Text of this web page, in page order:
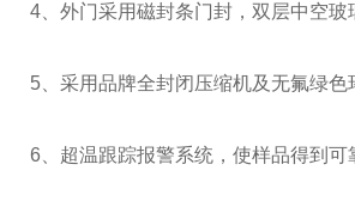
4、外门采用磁封条门封，双层中空
5、采用品牌全封闭压缩机及无氟绿
6、超温跟踪报警系统，使样品得到